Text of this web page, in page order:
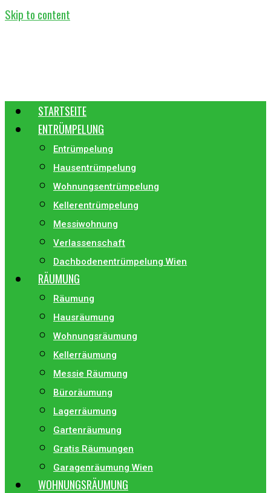
Skip to content
STARTSEITE
ENTRÜMPELUNG
Entrümpelung
Hausentrümpelung
Wohnungsentrümpelung
Kellerentrümpelung
Messiwohnung
Verlassenschaft
Dachbodenentrümpelung Wien
RÄUMUNG
Räumung
Hausräumung
Wohnungsräumung
Kellerräumung
Messie Räumung
Büroräumung
Lagerräumung
Gartenräumung
Gratis Räumungen
Garagenräumung Wien
WOHNUNGSRÄUMUNG